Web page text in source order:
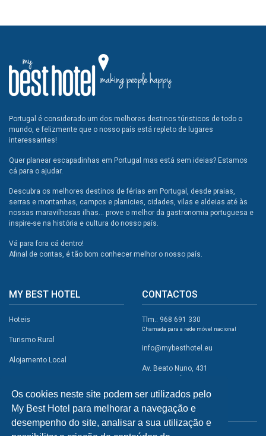
Os cookies neste site podem ser utilizados pelo
My Best Hotel para melhorar a navegação e
desempenho do site, analisar a sua utilização e
Portugal é considerado um dos melhores destinos túristicos de todo o
mundo, e felizmente que o nosso país está repleto de lugares
interessantes!
Quer planear escapadinhas em Portugal mas está sem ideias? Estamos
cá para o ajudar.
Descubra os melhores destinos de férias em Portugal, desde praias,
serras e montanhas, campos e planicies, cidades, vilas e aldeias até às
nossas maravilhosas ilhas... prove o melhor da gastronomia portuguesa e
inspire-se na história e cultura do nosso país.
Vá para fora cá dentro!
Afinal de contas, é tão bom conhecer melhor o nosso país.
MY BEST HOTEL
Hoteis
Turismo Rural
Alojamento Local
Campismo
Atividades
CONTACTOS
Tlm.: 968 691 330
Chamada para a rede móvel nacional
info@mybesthotel.eu
Av. Beato Nuno, 431
2495-401 Fátima
REDES SOCIAIS